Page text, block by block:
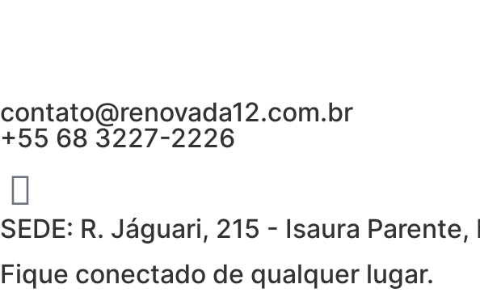
contato@renovada12.com.br
+55 68 3227-2226
SEDE: R. Jáguari, 215 - Isaura
Fique conectado de qualquer lugar.